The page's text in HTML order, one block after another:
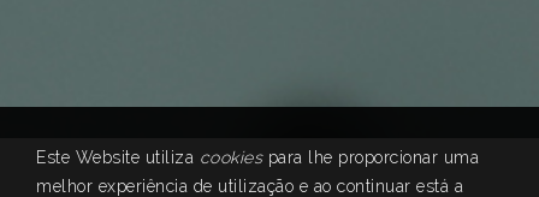
Este Website utiliza cookiespara lhe proporcionar uma
melhor experiência de utilização e ao continuar está a